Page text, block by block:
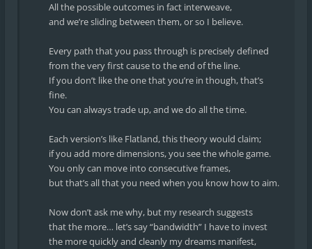
All the possible outcomes in fact interweave,
and we’re sliding between them, or so I believe.
Every path that you pass through is precisely defined
from the very first cause to the end of the line.
If you don’t like the one that you’re in though, that’s
fine.
You can always trade up, and we do all the time.
Each version’s like Flatland, this theory would claim;
if you add more dimensions, you see the whole game.
You only can move into consecutive frames,
but that’s all that you need when you know how to aim.
Now don’t ask me why, but my research suggests
that the more… let’s say “bandwidth” I have to invest
the more quickly and cleanly my dreams manifest,